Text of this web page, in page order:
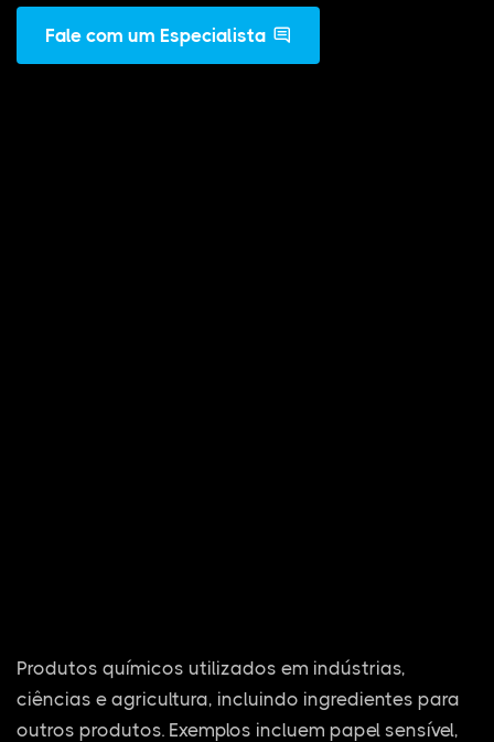
Fale com um Especialista
Produtos químicos utilizados em indústrias,
ciências e agricultura, incluindo ingredientes para
outros produtos. Exemplos incluem papel sensível,